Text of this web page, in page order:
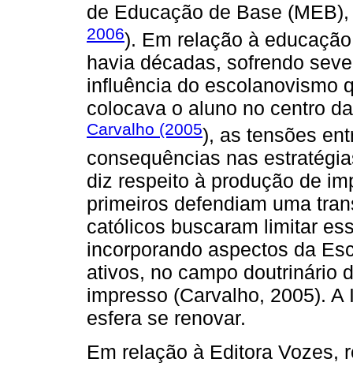
de Educação de Base
2006). Em relação à
havia décadas, sofrendo
influência do escolanovismo
colocava o aluno no centro
Carvalho (2005), as tensões
consequências nas
diz respeito à produção de
primeiros defendiam uma
católicos buscaram limitar
incorporando aspectos da
ativos, no campo doutrinário
impresso (Carvalho, 2005).
esfera se renovar.
Em relação à Editora Vozes,